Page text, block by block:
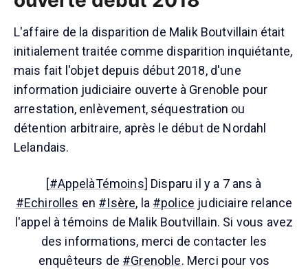
L'affaire de la disparition de Malik Boutvillain était
initialement traitée comme disparition inquiétante,
mais fait l'objet depuis début 2018, d'une
information judiciaire ouverte à Grenoble pour
arrestation, enlèvement, séquestration ou
détention arbitraire, après le début de Nordahl
Lelandais.
[#AppelàTémoins] Disparu il y a 7 ans à
#Echirolles en #Isère, la #police judiciaire relance
l'appel à témoins de Malik Boutvillain. Si vous avez
des informations, merci de contacter les
enquêteurs de #Grenoble. Merci pour vos